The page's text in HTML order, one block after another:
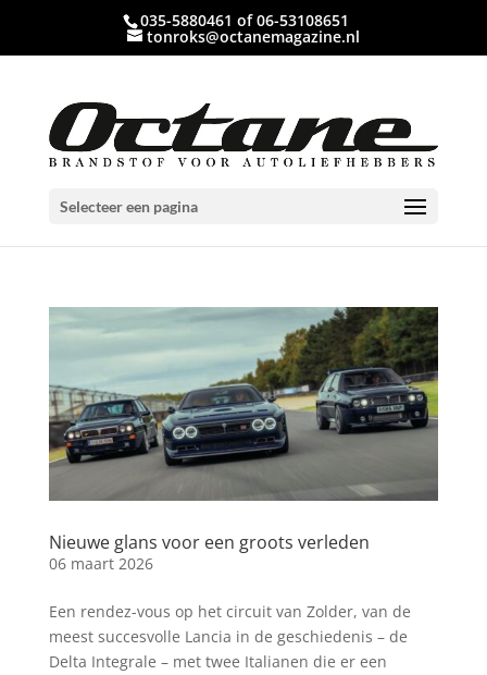
035-5880461 of 06-53108651
tonroks@octanemagazine.nl
Selecteer een pagina
Nieuwe glans voor een groots verleden
06 maart 2026
Een rendez-vous op het circuit van Zolder, van de
meest succesvolle Lancia in de geschiedenis – de
Delta Integrale – met twee Italianen die er een